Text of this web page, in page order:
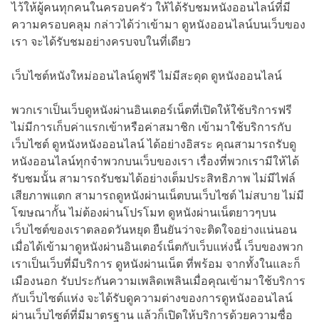
ไว้ให้ผู้คนทุกคนในครอบครัว ให้ได้รับชมหนังออนไลน์ที่มี
ความครอบคลุม กล่าวได้ว่าเข้ามา ดูหนังออนไลน์บนเว็บของ
เรา จะได้รับชมอย่างครบจบในที่เดียว
เว็บไซต์หนังใหม่ออนไลน์ดูฟรี ไม่มีสะดุด ดูหนังออนไลน์
พวกเราเป็นเว็บดูหนังผ่านอินเตอร์เน็ตที่เปิดให้ใช้บริการฟรี
ไม่มีการเก็บค่าแรกเข้าหรือค่าสมาชิก เข้ามาใช้บริการกับ
เว็บไซต์ ดูหนังหนังออนไลน์ ได้อย่างอิสระ คุณสามารถรับดู
หนังออนไลน์ทุกจำพวกบนเว็บของเรา เรื่องที่พวกเรามีให้ได้
รับชมนั้น สามารถรับชมได้อย่างเต็มประสิทธิภาพ ไม่มีไฟล์
เสียภาพแตก สามารถดูหนังผ่านเน็ตบนเว็บไซต์ ไม่สบาย ไม่มี
โฆษณากั้น ไม่ต้องผ่านโปรโมท ดูหนังผ่านเน็ตยาวๆบน
เว็บไซต์ของเราตลอดวันหยุด ยืนยันว่าจะติดใจอย่างแน่นอน
เมื่อได้เข้ามาดูหนังผ่านอินเตอร์เน็ตกับเว็บแห่งนี้ เว็บของพวก
เราเป็นเว็บที่มีบริการ ดูหนังผ่านเน็ต ที่พร้อม จากทั้งในและก็
เมืองนอก รับประกันความเพลิดเพลินเมื่อคุณเข้ามาใช้บริการ
กับเว็บไซต์แห่ง จะได้รับดูความต่างของการดูหนังออนไลน์
ผ่านเว็บไซต์ที่มีมาตรฐาน แล้วก็เปิดให้บริการด้วยความซื่อ